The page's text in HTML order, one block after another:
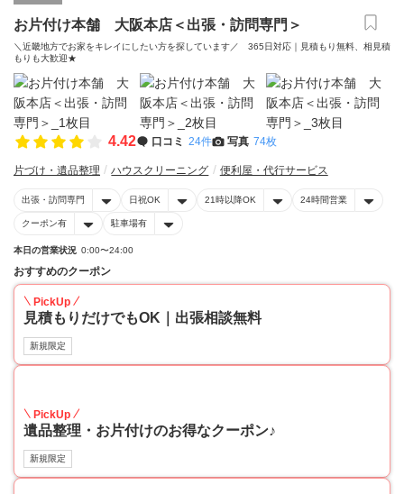
お片付け本舗 大阪本店＜出張・訪問専門＞
＼近畿地方でお家をキレイにしたい方を探しています／ 365日対応｜見積もり無料、相見積
もりも大歓迎★
4.42 口コミ 24件 写真 74枚
片づけ・遺品整理 ハウスクリーニング 便利屋・代行サービス
出張・訪問専門 日祝OK 21時以降OK 24時間営業
クーポン有 駐車場有
本日の営業状況 0:00〜24:00
おすすめのクーポン
PickUp
見積もりだけでもOK｜出張相談無料
新規限定
PickUp
遺品整理・お片付けのお得なクーポン♪
新規限定